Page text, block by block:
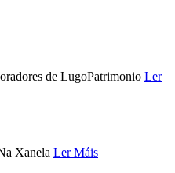
de LugoPatrimonio Ler
Xanela Ler Máis